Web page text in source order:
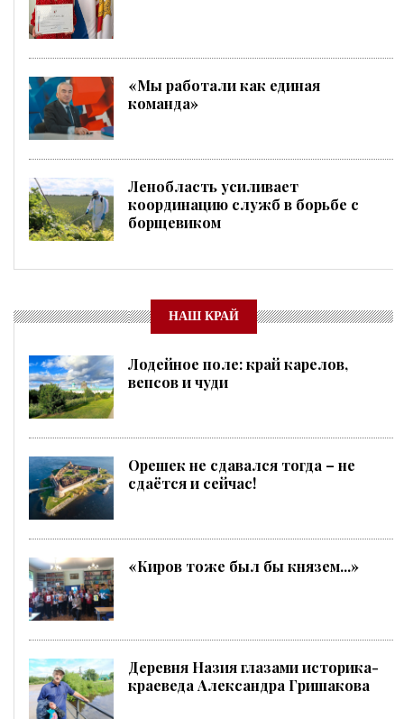
«Мы работали как единая
команда»
Ленобласть усиливает
координацию служб в борьбе с
борщевиком
НАШ КРАЙ
Лодейное поле: край карелов,
вепсов и чуди
Орешек не сдавался тогда – не
сдаётся и сейчас!
«Киров тоже был бы князем...»
Деревня Назия глазами историка-
краеведа Александра Гришакова